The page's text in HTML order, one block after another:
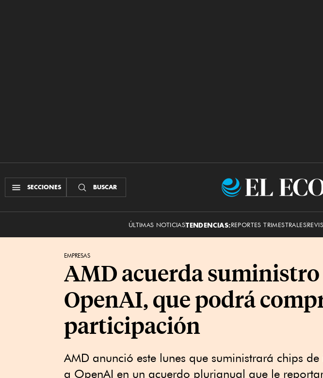
SECCIONES BUSCAR
ÚLTIMAS NOTICIASTENDENCIAS:REPORTES TRIMESTRALES
EMPRESAS
AMD acuerda
OpenAI, que podrá
participación
AMD anunció este lunes que suministrará chips
a OpenAI en un acuerdo plurianual que le